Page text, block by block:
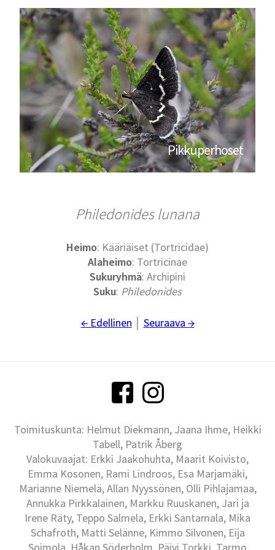
Pikkuperhoset
Philedonides lunana
Heimo: Kääriäiset (Tortricidae)
Alaheimo: Tortricinae
Sukuryhmä: Archipini
Suku: Philedonides
← Edellinen Seuraava →
Toimituskunta: Helmut Diekmann, Jaana Ihme, Heikki
Tabell, Patrik Åberg
Valokuvaajat: Erkki Jaakohuhta, Maarit Koivisto,
Emma Kosonen, Rami Lindroos, Esa Marjamäki,
Marianne Niemelä, Allan Nyyssönen, Olli Pihlajamaa,
Annukka Pirkkalainen, Markku Ruuskanen, Jari ja
Irene Räty, Teppo Salmela, Erkki Santamala, Mika
Schafroth, Matti Selänne, Kimmo Silvonen, Eija